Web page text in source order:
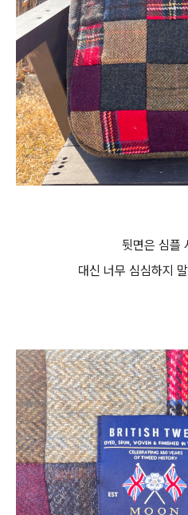
뒷면은 심플
대신 너무 심심하지